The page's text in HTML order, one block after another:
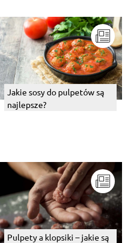
Jakie sosy do pulpetów są
najlepsze?
Pulpety a klopsiki – jakie są